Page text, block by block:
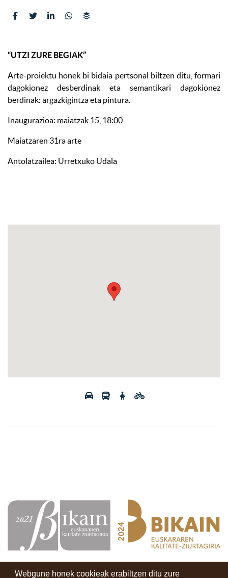
Webgune honek cookieak erabiltzen ditu zure
“UTZI ZURE BEGIAK”
Arte-proiektu honek bi bidaia pertsonal biltzen ditu, formari
dagokionez desberdinak eta semantikari dagokionez
berdinak: argazkigintza eta pintura.
Inaugurazioa: maiatzak 15, 18:00
Maiatzaren 31ra arte
Antolatzailea: Urretxuko Udala